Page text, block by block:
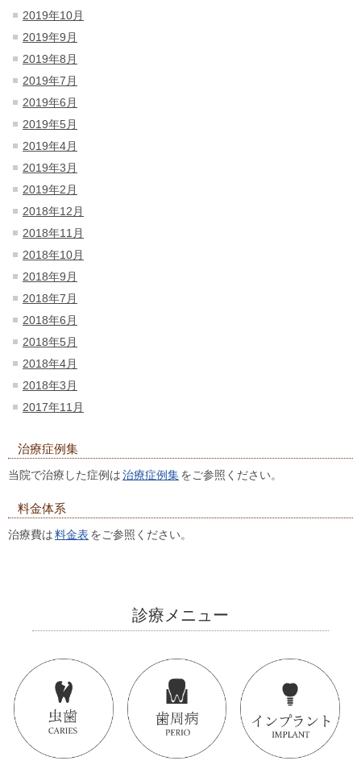
2019年10月
2019年9月
2019年8月
2019年7月
2019年6月
2019年5月
2019年4月
2019年3月
2019年2月
2018年12月
2018年11月
2018年10月
2018年9月
2018年7月
2018年6月
2018年5月
2018年4月
2018年3月
2017年11月
治療症例集
当院で治療した症例は治療症例集をご参照ください。
料金体系
治療費は料金表 をご参照ください。
診療メニュー